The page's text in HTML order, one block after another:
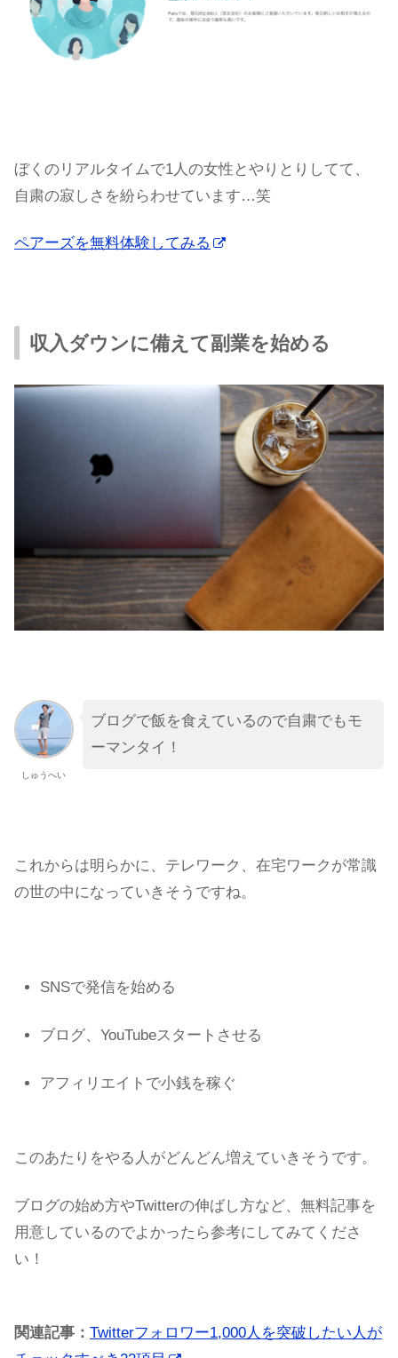
ぼくのリアルタイムで1人の女性とやりとりしてて、
自粛の寂しさを紛らわせています…笑
ペアーズを無料体験してみる
収入ダウンに備えて副業を始める
しゅうへい
ブログで飯を食えているので自粛でもモ
ーマンタイ！
これからは明らかに、テレワーク、在宅ワークが常識
の世の中になっていきそうですね。
SNSで発信を始める
ブログ、YouTubeスタートさせる
アフィリエイトで小銭を稼ぐ
このあたりをやる人がどんどん増えていきそうです。
ブログの始め方やTwitterの伸ばし方など、無料記事を
用意しているのでよかったら参考にしてみてくださ
い！
関連記事： Twitterフォロワー1,000人を突破したい人が